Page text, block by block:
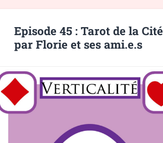
Episode 45 : Tarot de la Cité
par Florie et ses ami.e.s